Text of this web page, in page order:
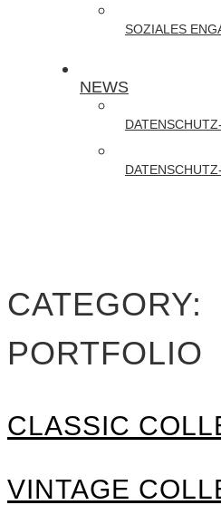
CYBER-
SECURITY
SOZIALES
NEWS
CATEGORY:
PORTFOLIO
CLASSIC
VINTAGE